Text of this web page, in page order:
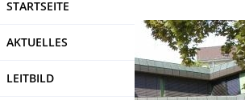
Direkt
Inhalt
STARTSEITE
AKTUELLES
LEITBILD